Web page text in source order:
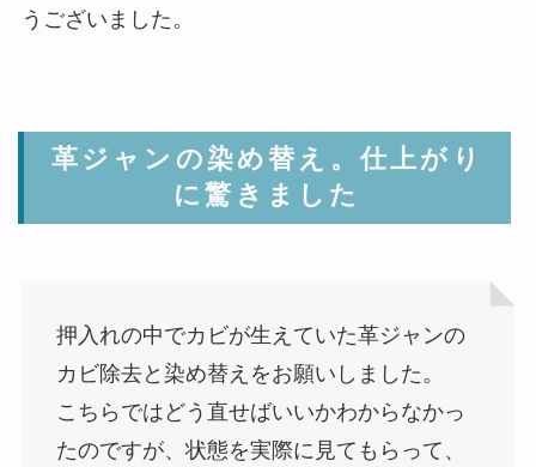
うございました。
革ジャンの染め替え。仕上がり
に驚きました
押入れの中でカビが生えていた革ジャンの
カビ除去と染め替えをお願いしました。
こちらではどう直せばいいかわからなかっ
たのですが、状態を実際に見てもらって、